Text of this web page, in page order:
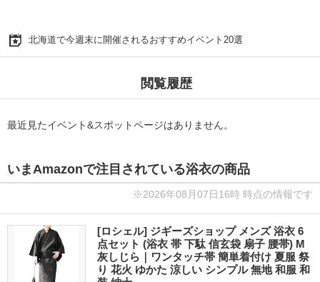
北海道で今週末に開催されるおすすめイベント20選
閲覧履歴
最近見たイベント&スポットページはありません。
いまAmazonで注目されている浴衣の商品
※2026年08月07日16時 時点の情報です
[ロシェル] ジギーズショップ メンズ 浴衣 6
点セット (浴衣 帯 下駄 信玄袋 扇子 腰帯) M
灰しじら｜ワンタッチ帯 簡単着付け 夏服 祭
り 花火 ゆかた 涼しい シンプル 無地 和服 和